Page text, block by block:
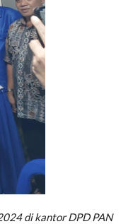
di kantor DPD PAN